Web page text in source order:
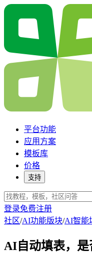
平台功能
应用方案
模板库
价格
支持
登录免费注册
社区/AI功能版块/AI智能
AI自动填表，是